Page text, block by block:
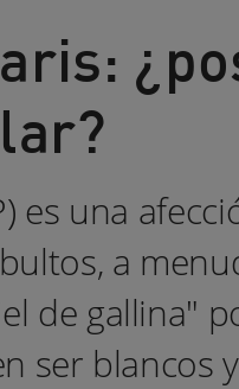
es una
a
de gallina"
ser blancos